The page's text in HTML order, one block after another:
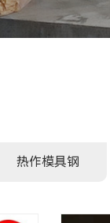
热作模具钢